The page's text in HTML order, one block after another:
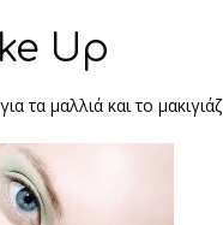
Up
τα μαλλιά και το μακιγιάζ